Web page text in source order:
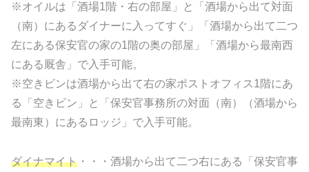
※オイルは「酒場1階・右の部屋」と「酒場から出て対面
（南）にあるダイナーに入ってすぐ」「酒場から出て二つ
左にある保安官の家の1階の奥の部屋」「酒場から最南西
にある厩舎」で入手可能。
※空きビンは酒場から出て右の家ポストオフィス1階にあ
る「空きビン」と「保安官事務所の対面（南）（酒場から
最南東）にあるロッジ」で入手可能。
ダイナマイト ・・・酒場から出て二つ右にある「保安官事